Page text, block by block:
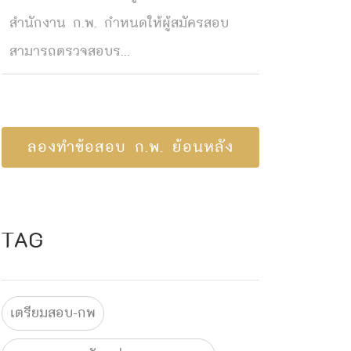
สำนักงาน ก.พ. กำหนดให้ผู้สมัครสอบ
สามารถตรวจสอบร...
ลองทำข้อสอบ ก.พ. ย้อนหลัง
TAG
เตรียมสอบ-กพ